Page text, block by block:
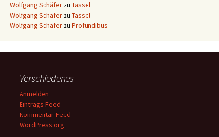
Wolfgang Schäfer zu Tassel
Wolfgang Schäfer zu Tassel
Wolfgang Schäfer zu Profundibus
Verschiedenes
Anmelden
Eintrags-Feed
Kommentar-Feed
WordPress.org